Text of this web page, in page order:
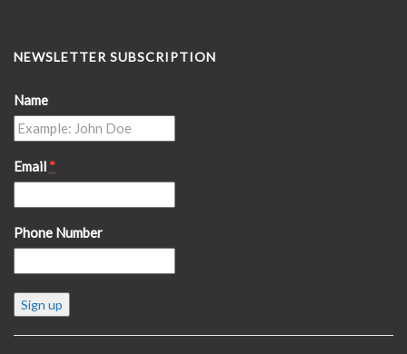
NEWSLETTER SUBSCRIPTION
Name
Email *
Phone Number
Constant
Contact